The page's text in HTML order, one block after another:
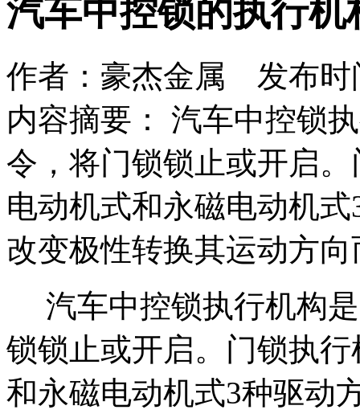
汽车中控锁的执行机
作者：豪杰金属 发布时
内容摘要： 汽车中控锁
令，将门锁锁止或开启
电动机式和永磁电动机
改变极性转换其运动方
汽车中控锁执行机构
锁锁止或开启。门锁执
和永磁电动机式3种驱动